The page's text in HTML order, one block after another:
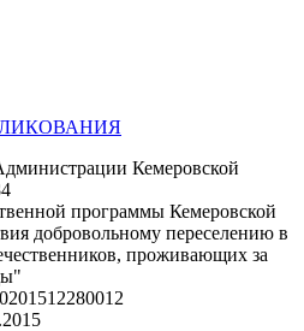
Кемеровской
программы Кемеровской
добровольному переселению в
проживающих за